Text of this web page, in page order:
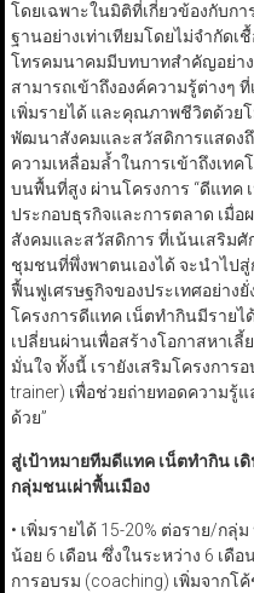
โดยเฉพาะในมิติที่เกี่ยวข้องกับก
ฐานอย่างเท่าเทียมโดยไม่จำกัดเ
โทรคมนาคมมีบทบาทสำคัญอย่า
สามารถเข้าถึงองค์ความรู้ต่างๆ
เพิ่มรายได้ และคุณภาพชีวิตด้วย
พัฒนาสังคมและสวัสดิการแสดง
ความเหลื่อมล้ำในการเข้าถึงเท
บนพื้นที่สูง ผ่านโครงการ “ดีแทค
ประกอบธุรกิจและการตลาด เมื่
สังคมและสวัสดิการ ที่เน้นเสริม
ชุมชนที่พึ่งพาตนเองได้ จะนำไป
ฟื้นฟูเศรษฐกิจของประเทศอย่าง
โครงการดีแทค เน็ตทำกินมีรายไ
เปลี่ยนผ่านเพื่อสร้างโอกาสหาเ
มั่นใจ ทั้งนี้ เรายังเสริมโครงการ
trainer) เพื่อช่วยถ่ายทอดความรู้
ด้วย”
สู่เป้าหมายทีมดีแทค เน็ตทำกิน เ
กลุ่มชนเผ่าพื้นเมือง
• เพิ่มรายได้ 15-20% ต่อราย/กลุ่
น้อย 6 เดือน ซึ่งในระหว่าง 6 เดื
การอบรม (coaching) เพิ่มจากโ